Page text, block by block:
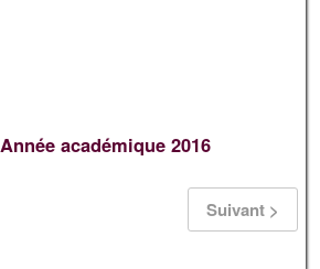
Année académique 2016
Suivant >